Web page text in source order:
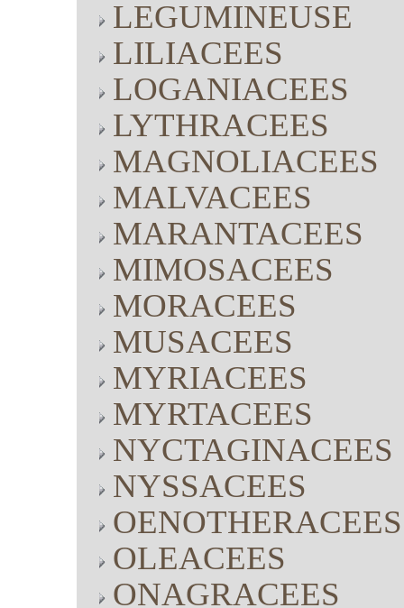
LEGUMINEUSE
LILIACEES
LOGANIACEES
LYTHRACEES
MAGNOLIACEES
MALVACEES
MARANTACEES
MIMOSACEES
MORACEES
MUSACEES
MYRIACEES
MYRTACEES
NYCTAGINACEES
NYSSACEES
OENOTHERACEES
OLEACEES
ONAGRACEES